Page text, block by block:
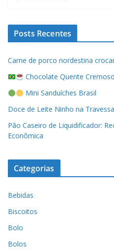
Posts Recentes
Carne de porco nordestina
Chocolate Quente Cremoso
Mini Sanduíches Brasil
Doce de Leite Ninho na Travessa
Pão Caseiro de Liquidificador:
Econômica
Categorias
Bebidas
Biscoitos
Bolo
Bolos